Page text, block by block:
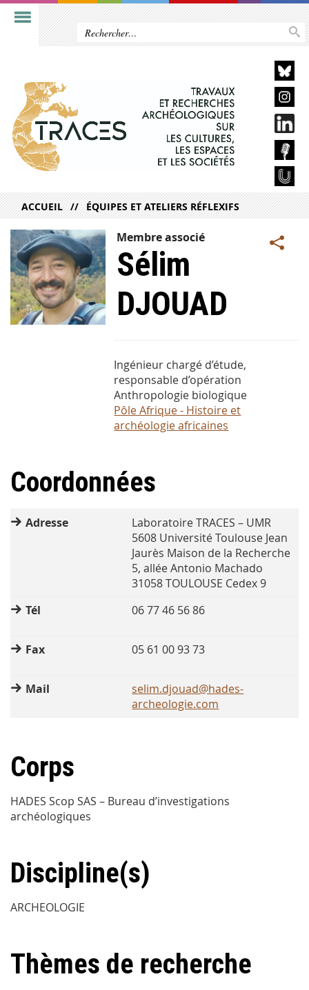
ACCUEIL ÉQUIPES ET ATELIERS RÉFLEXIFS
Membre associé
Sélim
DJOUAD
Ingénieur chargé d’étude,
responsable d’opération
Anthropologie biologique
Pôle Afrique - Histoire et
archéologie africaines
Coordonnées
Adresse
Laboratoire TRACES – UMR
5608 Université Toulouse Jean
Jaurès Maison de la Recherche
5, allée Antonio Machado
31058 TOULOUSE Cedex 9
Tél
06 77 46 56 86
Fax 05 61 00 93 73
Mail
selim.djouad@hades-
archeologie.com
Corps
HADES Scop SAS – Bureau d’investigations
archéologiques
Discipline(s)
ARCHEOLOGIE
Thèmes de recherche